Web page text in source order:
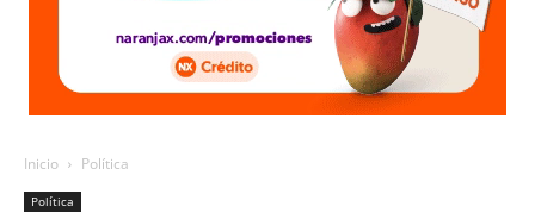
Inicio Política
Política